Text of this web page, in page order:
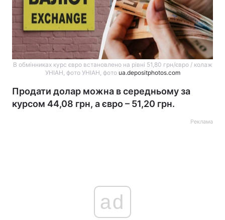
В обмінниках курс євро встановлено на рівні 51,80 грн/євро / колаж
УНІАН, фото УНІАН, фото ua.depositphotos.com
Продати долар можна в середньому за
курсом 44,08 грн, а євро – 51,20 грн.
Реклама
ad